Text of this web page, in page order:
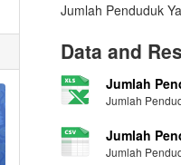
Jumlah Penduduk
Data and
Jumlah
Jumlah
Jumlah
Jumlah